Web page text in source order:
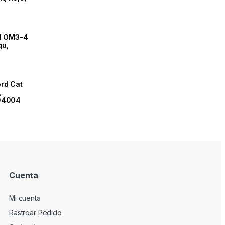
OM3-4
Cat
Cuenta
Mi cuenta
Rastrear Pedido